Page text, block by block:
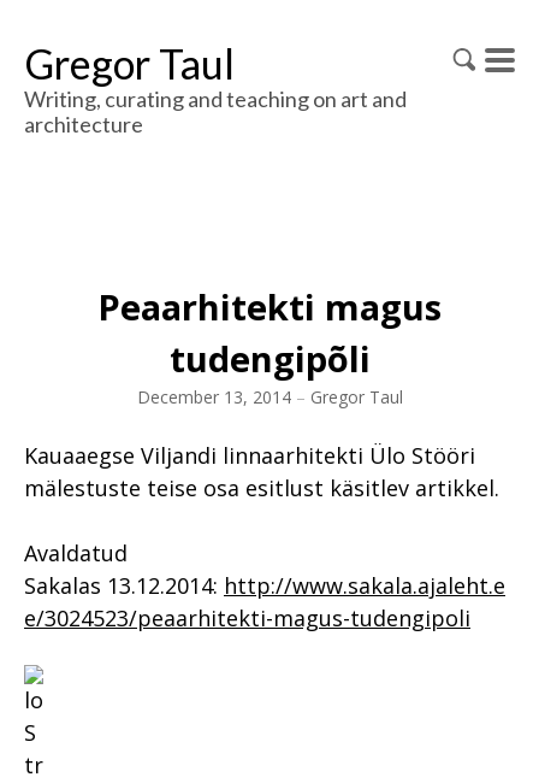
Gregor Taul
Writing, curating and teaching on art and
architecture
Peaarhitekti magus
tudengipõli
December 13, 2014 – Gregor Taul
Kauaaegse Viljandi linnaarhitekti Ülo Stööri
mälestuste teise osa esitlust käsitlev artikkel.
Avaldatud
Sakalas 13.12.2014: http://www.sakala.ajaleht.e
e/3024523/peaarhitekti-magus-tudengipoli